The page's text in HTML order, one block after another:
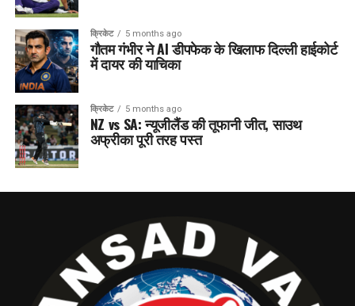
क्रिकेट 5 months ago
गौतम गंभीर ने AI डीपफेक के खिलाफ दिल्ली हाईकोर्ट
में दायर की याचिका
क्रिकेट 5 months ago
NZ vs SA: न्यूजीलैंड की तूफानी जीत, साउथ
अफ्रीका पूरी तरह पस्त